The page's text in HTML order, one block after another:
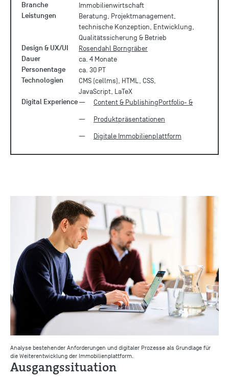
Branche Immobilienwirtschaft
Leistungen
Beratung, Projektmanagement,
technische Konzeption, Entwicklung,
Qualitätssicherung & Betrieb
Design & UX/UI Rosendahl Borngräber
Dauer ca. 4 Monate
Personentage ca. 30 PT
Technologien
CMS (cellms), HTML, CSS,
JavaScript, LaTeX
Digital Experience Content & Publishing Portfolio- &
Produktpräsentationen
Digitale Immobilienplattform
Analyse bestehender Anforderungen und digitaler Prozesse als Grundlage für
die Weiterentwicklung der Immobilienplattform.
Ausgangssituation